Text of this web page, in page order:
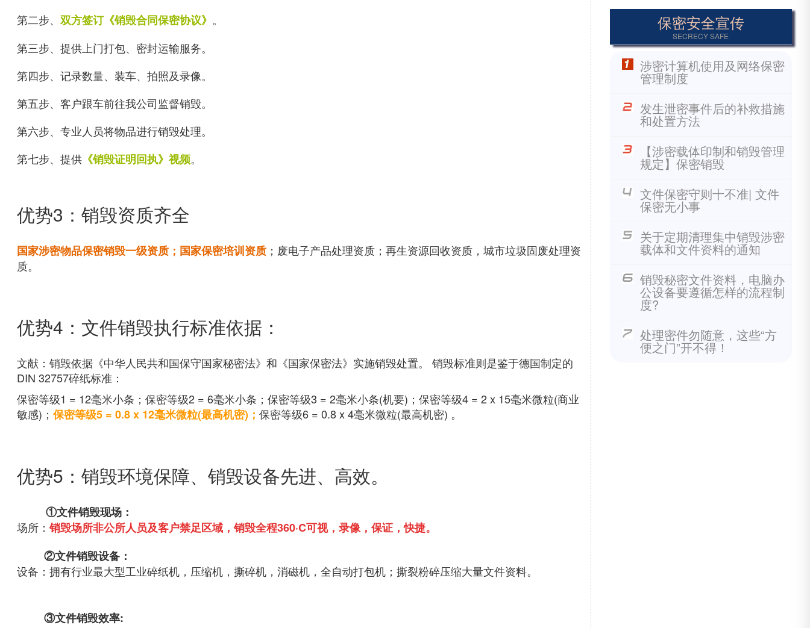
第二步、 双方签订《销毁合同保密协议》 。
第三步、提供上门打包、密封运输服务。
第四步、记录数量、装车、拍照及录像。
第五步、客户跟车前往我公司监督销毁。
第六步、专业人员将物品进行销毁处理。
第七步、提供 《销毁证明回执》视频。
优势3：销毁资质齐全
国家涉密物品保密销毁一级资质；国家保密培训资质 ；废电子产品处理资质；再生资源回收资质，城市垃圾固废处理资
质。
优势4：文件销毁执行标准依据：
文献：销毁依据《中华人民共和国保守国家秘密法》和《国家保密法》实施销毁处置。 销毁标准则是鉴于德国制定的
DIN 32757碎纸标准：
保密等级1 = 12毫米小条；保密等级2 = 6毫米小条；保密等级3 = 2毫米小条(机要)；保密等级4 = 2 x 15毫米微粒(商业
敏感)； 保密等级5 = 0.8 x 12毫米微粒(最高机密)； 保密等级6 = 0.8 x 4毫米微粒(最高机密) 。
优势5：销毁环境保障、销毁设备先进、高效。
①文件销毁现场：
场所：销毁场所非公所人员及客户禁足区域，销毁全程360·C可视，录像，保证，快捷。
②文件销毁设备：
设备：拥有行业最大型工业碎纸机，压缩机，撕碎机，消磁机，全自动打包机；撕裂粉碎压缩大量文件资料。
③文件销毁效率:
保密安全宣传
SECRECY SAFE
涉密计算机使用及网络保密
管理制度
发生泄密事件后的补救措施
和处置方法
【涉密载体印制和销毁管理
规定】保密销毁
文件保密守则十不准| 文件
保密无小事
关于定期清理集中销毁涉密
载体和文件资料的通知
销毁秘密文件资料，电脑办
公设备要遵循怎样的流程制
度?
处理密件勿随意，这些“方
便之门”开不得！